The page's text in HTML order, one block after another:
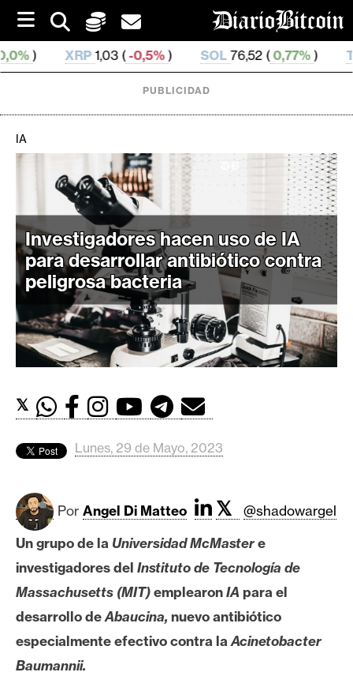
i
p
t
o
1,03 ( -0,5%) SOL76,52 ( 0,77%) TRX0,329 828
C
r
i
p
t
o
M
e
r
c
o
i
c
o
i
E
PUBLICIDAD
IA
Investigadores hacen uso de IA
para desarrollar antibiótico contra
peligrosa bacteria
𝕏
Lunes, 29 de Mayo, 2023
Por Angel Di Matteo 𝕏
@shadowargel
Un grupo de la Universidad McMastere
investigadores del Instituto de Tecnología de
Massachusetts (MIT)emplearonIApara el
desarrollo deAbaucina, nuevo antibiótico
especialmente efectivo contra laAcinetobacter
Baumannii.